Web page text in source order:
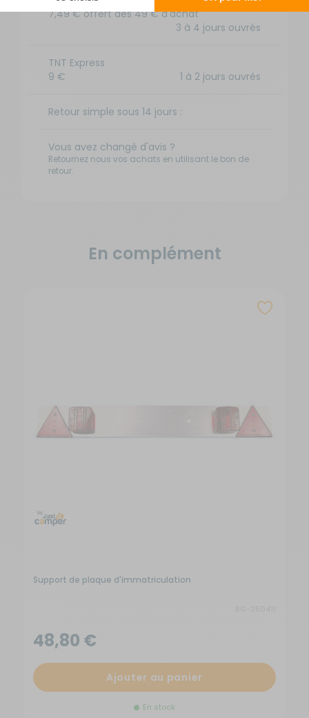
7,49 € offert dès 49 € d'achat
3 à 4 jours ouvrés
TNT Express
9 €
1 à 2 jours ouvrés
Retour simple sous 14 jours :
Vous avez changé d'avis ?
Retournez nous vos achats en utilisant le bon de
retour.
En complément
Support de plaque d'immatriculation
48,80 €
Ajouter au panier
En stock